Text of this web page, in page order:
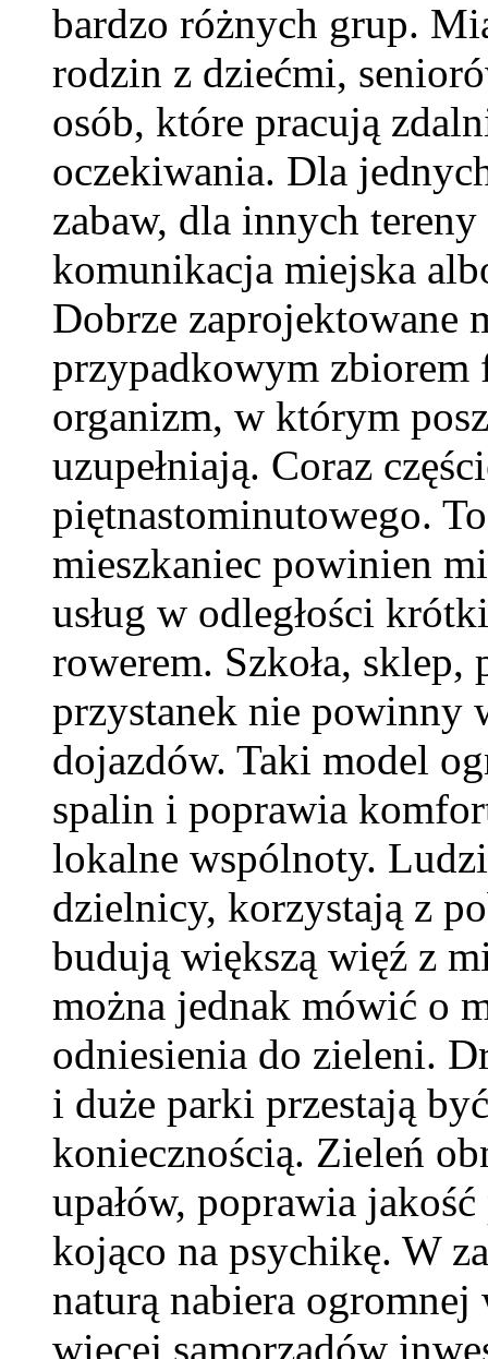
bardzo różnych grup.
rodzin z dziećmi,
osób, które pracują
oczekiwania. Dla
zabaw, dla innych
komunikacja miejska
Dobrze zaprojektowane
przypadkowym
organizm, w którym
uzupełniają. Coraz
piętnastominutowego.
mieszkaniec powinien
usług w odległości
rowerem. Szkoła,
przystanek nie powinny
dojazdów. Taki model
spalin i poprawia
lokalne wspólnoty.
dzielnicy, korzystają z
budują większą więź z
można jednak mówić o
odniesienia do zieleni.
i duże parki przestają
koniecznością. Zieleń
upałów, poprawia
kojąco na psychikę. W
naturą nabiera ogromnej
więcej samorządów